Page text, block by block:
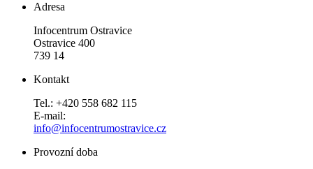
Adresa
Infocentrum Ostravice
Ostravice 400
739 14
Kontakt
Tel.: +420 558 682 115
E-mail:
info@infocentrumostravice.cz
Provozní doba